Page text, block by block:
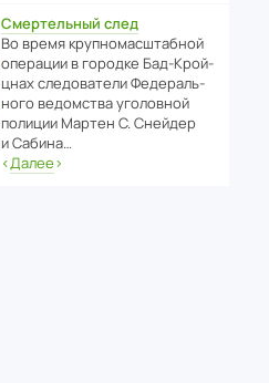
Смертельный след
Во время круп­но­мас­ш­та­бной
операции в городке Бад‑Крой­
цнах следо­ва­тели Феде­раль­
ного ведомства уголо­вной
полиции Мартен С. Снейдер
и Сабина…
‹Далее›